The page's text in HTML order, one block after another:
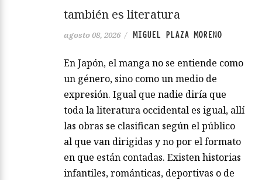
también es literatura
agosto 08, 2026 / MIGUEL PLAZA MORENO
En Japón, el manga no se entiende como
un género, sino como un medio de
expresión. Igual que nadie diría que
toda la literatura occidental es igual, allí
las obras se clasifican según el público
al que van dirigidas y no por el formato
en que están contadas. Existen historias
infantiles, románticas, deportivas o de